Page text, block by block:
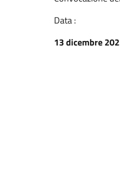
Data :
13 dicembre